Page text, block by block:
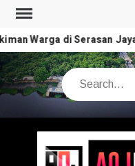
Skip
contentWarga di Serasan
Search